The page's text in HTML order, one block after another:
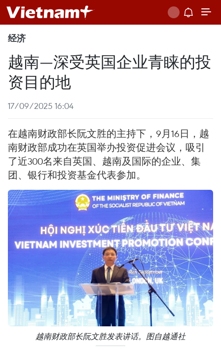
经济
越南—深受英国企业青睐的投
资目的地
17/09/2025 16:04
在越南财政部长阮文胜的主持下，9月16日，越
南财政部成功在英国举办投资促进会议，吸引
了近300名来自英国、越南及国际的企业、集
团、银行和投资基金代表参加。
越南财政部长阮文胜发表讲话。图自越通社